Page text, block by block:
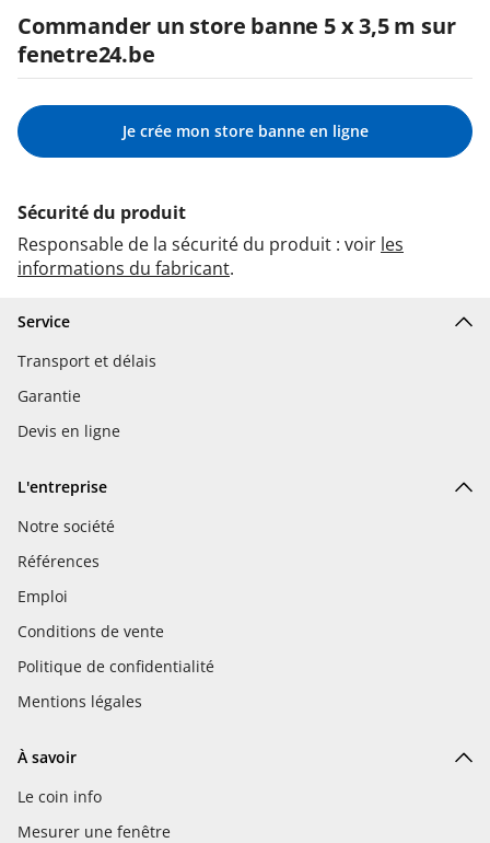
Commander un store banne 5 x 3,5 m sur
fenetre24.be
Je crée mon store banne en ligne
Sécurité du produit
Responsable de la sécurité du produit : voir les
informations du fabricant.
Service
Transport et délais
Garantie
Devis en ligne
L'entreprise
Notre société
Références
Emploi
Conditions de vente
Politique de confidentialité
Mentions légales
À savoir
Le coin info
Mesurer une fenêtre